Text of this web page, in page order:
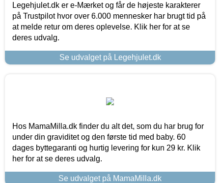
Legehjulet.dk er e-Mærket og får de højeste karakterer
på Trustpilot hvor over 6.000 mennesker har brugt tid på
at melde retur om deres oplevelse. Klik her for at se
deres udvalg.
Se udvalget på Legehjulet.dk
Hos MamaMilla.dk finder du alt det, som du har brug for
under din graviditet og den første tid med baby. 60
dages byttegaranti og hurtig levering for kun 29 kr. Klik
her for at se deres udvalg.
Se udvalget på MamaMilla.dk